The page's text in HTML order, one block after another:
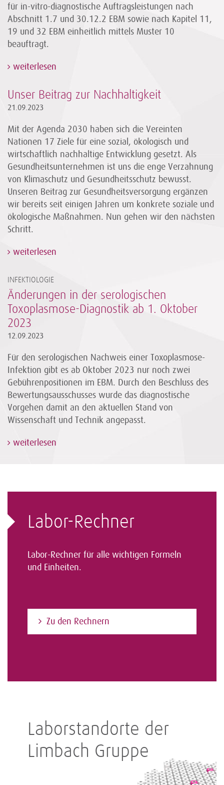
für in-vitro-diagnostische Auftragsleistungen nach
Abschnitt 1.7 und 30.12.2 EBM sowie nach Kapitel 11,
19 und 32 EBM einheitlich mittels Muster 10
beauftragt.
weiterlesen
Unser Beitrag zur Nachhaltigkeit
21.09.2023
Mit der Agenda 2030 haben sich die Vereinten
Nationen 17 Ziele für eine sozial, ökologisch und
wirtschaftlich nachhaltige Entwicklung gesetzt. Als
Gesundheitsunternehmen ist uns die enge Verzahnung
von Klimaschutz und Gesundheitsschutz bewusst.
Unseren Beitrag zur Gesundheitsversorgung ergänzen
wir bereits seit einigen Jahren um konkrete soziale und
ökologische Maßnahmen. Nun gehen wir den nächsten
Schritt.
weiterlesen
INFEKTIOLOGIE
Änderungen in der serologischen
Toxoplasmose-Diagnostik ab 1. Oktober
2023
12.09.2023
Für den serologischen Nachweis einer Toxoplasmose-
Infektion gibt es ab Oktober 2023 nur noch zwei
Gebührenpositionen im EBM. Durch den Beschluss des
Bewertungsausschusses wurde das diagnostische
Vorgehen damit an den aktuellen Stand von
Wissenschaft und Technik angepasst.
weiterlesen
Labor-Rechner
Labor-Rechner für alle wichtigen Formeln
und Einheiten.
Zu den Rechnern
Laborstandorte der
Limbach Gruppe